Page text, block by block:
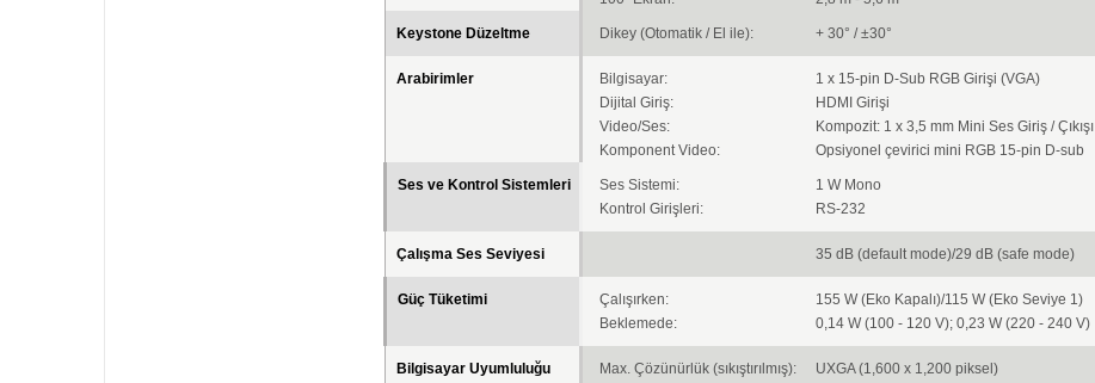
Keystone Düzeltme Dikey (Otomatik / El ile): + 30° / ±30°
Arabirimler Bilgisayar:
1 x 15-pin D-Sub RGB Girişi (VGA)
Dijital Giriş:
HDMI Girişi
Video/Ses:
Kompozit: 1 x 3,5 mm Mini Ses Giriş / Çıkışı
Komponent Video:
Opsiyonel çevirici mini RGB 15-pin D-sub
Ses ve Kontrol Sistemleri Ses Sistemi:
1 W Mono
Kontrol Girişleri:
RS-232
Çalışma Ses Seviyesi 35 dB (default mode)/29 dB (safe mode)
Güç Tüketimi Çalışırken:
155 W (Eko Kapalı)/115 W (Eko Seviye 1)
Beklemede:
0,14 W (100 - 120 V); 0,23 W (220 - 240 V)
Bilgisayar Uyumluluğu Max. Çözünürlük (sıkıştırılmış): UXGA (1,600 x 1,200 piksel)